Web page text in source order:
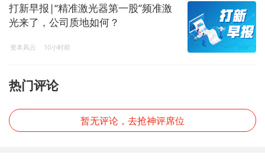
打新早报|“精准激光器第一股”频准激
光来了，公司质地如何？
资本风云 10小时前
热门评论
暂无评论，去抢神评席位